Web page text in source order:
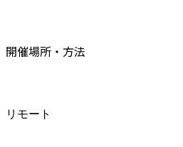
開催場所・方法
リモート